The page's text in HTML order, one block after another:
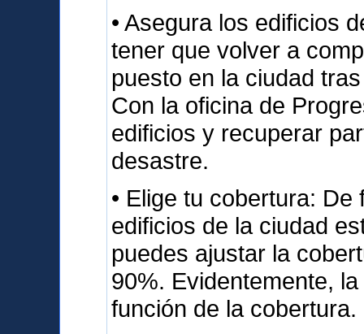
• Asegura los edificios
tener que volver a
puesto en la ciudad
Con la oficina de
edificios y recuperar
desastre.
• Elige tu cobertura:
edificios de la ciudad
puedes ajustar la
90%. Evidentemente,
función de la cobertura.